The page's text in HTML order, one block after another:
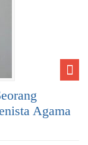
Agama